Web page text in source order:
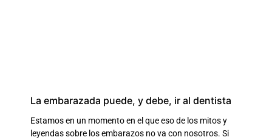
La embarazada puede, y debe, ir al dentista
Estamos en un momento en el que eso de los mitos y
leyendas sobre los embarazos no va con nosotros. Si